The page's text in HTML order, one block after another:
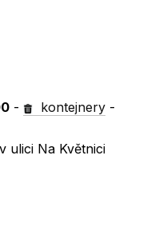
- kontejnery -
ulici Na Květnici